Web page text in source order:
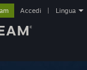
Accedi Lingua